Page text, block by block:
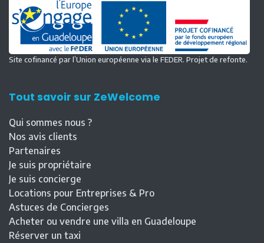
Site cofinancé par l’Union européenne via le FEDER. Projet de refonte.
Tout savoir sur ZeWelcome
Qui sommes nous ?
Nos avis clients
Partenaires
Je suis propriétaire
Je suis concierge
Locations pour Entreprises & Pro
Astuces de Concierges
Acheter ou vendre une villa en Guadeloupe
Réserver un taxi